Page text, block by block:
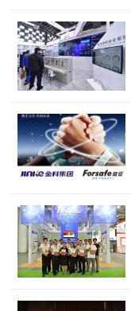
力和闲难，同时也将
巨大的经济损失和
响，基至还会造成人
亡。图像型火灾探
是针对这种高大空间
物的消防设施、设
现场图像的实时获
处理和特征提取分
现火焰的跟踪和识别
更早的进行预警，
报早防的效果。
成示意图： 图像